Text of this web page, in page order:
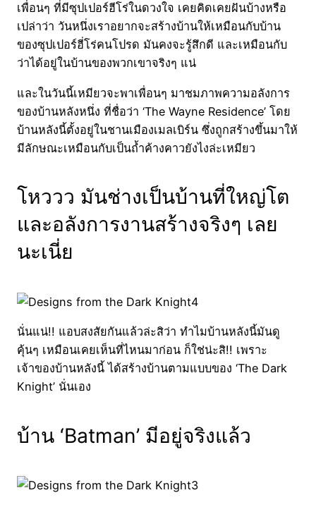
เพื่อนๆ ที่มีซุปเปอร์ฮีโร่ในดวงใจ เคยคิดเคยฝันบ้างหรือ
เปล่าว่า วันหนึ่งเราอยากจะสร้างบ้านให้เหมือนกับบ้าน
ของซุปเปอร์ฮี่โร่คนโปรด มันคงจะรู้สึกดี และเหมือนกับ
ว่าได้อยู่ในบ้านของพวกเขาจริงๆ แน่
และในวันนี้เหมียวจะพาเพื่อนๆ มาชมภาพความอลังการ
ของบ้านหลังหนึ่ง ที่ชื่อว่า ‘The Wayne Residence’ โดย
บ้านหลังนี้ตั้งอยู่ในชานเมืองเมลเบิร์น ซึ่งถูกสร้างขึ้นมาให้
มีลักษณะเหมือนกับเป็นถ้ำค้างคาวยังไงล่ะเหมียว
โหววว มันช่างเป็นบ้านที่ใหญ่โต
และอลังการงานสร้างจริงๆ เลย
นะเนี่ย
นั่นแน่!! แอบสงสัยกันแล้วล่ะสิว่า ทำไมบ้านหลังนี้มันดู
คุ้นๆ เหมือนเคยเห็นที่ไหนมาก่อน ก็ใช่น่ะสิ!! เพราะ
เจ้าของบ้านหลังนี้ ได้สร้างบ้านตามแบบของ ‘The Dark
Knight’ นั่นเอง
บ้าน ‘Batman’ มีอยู่จริงแล้ว